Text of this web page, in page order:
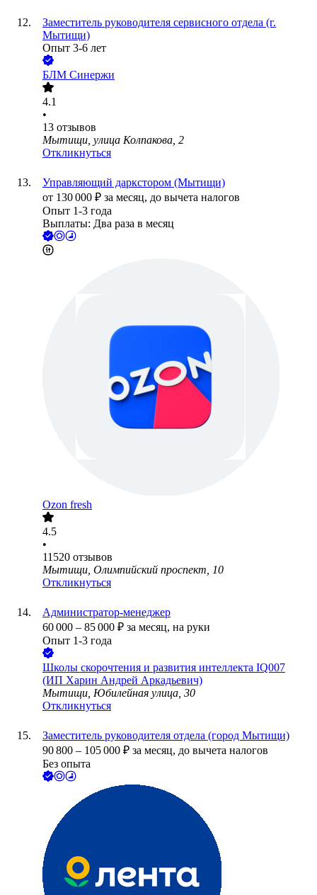
Заместитель руководителя сервисного отдела (г.
Мытищи)
Опыт 3-6 лет
БЛМ Синержи
4.1
•
13 отзывов
Мытищи, улица Колпакова, 2
Откликнуться
Управляющий даркстором (Мытищи)
от 130 000 ₽ за месяц, до вычета налогов
Опыт 1-3 года
Выплаты: Два раза в месяц
Ozon fresh
4.5
•
11520 отзывов
Мытищи, Олимпийский проспект, 10
Откликнуться
Администратор-менеджер
60 000 – 85 000 ₽ за месяц, на руки
Опыт 1-3 года
Школы скорочтения и развития интеллекта IQ007
(ИП Харин Андрей Аркадьевич)
Мытищи, Юбилейная улица, 30
Откликнуться
Заместитель руководителя отдела (город Мытищи)
90 800 – 105 000 ₽ за месяц, до вычета налогов
Без опыта